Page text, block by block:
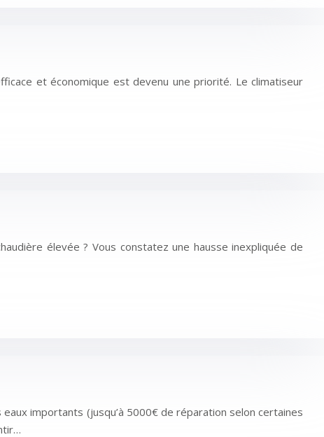
et économique est devenu une priorité. Le climatiseur
élevée ? Vous constatez une hausse inexpliquée de
importants (jusqu’à 5000€ de réparation selon certaines